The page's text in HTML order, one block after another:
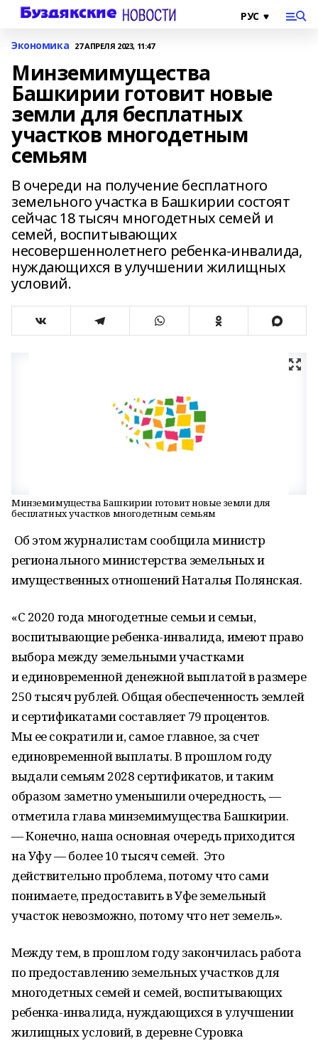
Экономика 27 АПРЕЛЯ 2023, 11:47
Минземимущества
Башкирии готовит новые
земли для бесплатных
участков многодетным
семьям
В очереди на получение бесплатного
земельного участка в Башкирии состоят
сейчас 18 тысяч многодетных семей и
семей, воспитывающих
несовершеннолетнего ребенка-инвалида,
нуждающихся в улучшении жилищных
условий.
Минземимущества Башкирии готовит новые земли для
бесплатных участков многодетным семьям
Об этом журналистам сообщила министр
регионального министерства земельных и
имущественных отношений Наталья Полянская.
«С 2020 года многодетные семьи и семьи,
воспитывающие ребенка-инвалида, имеют право
выбора между земельными участками
и единовременной денежной выплатой в размере
250 тысяч рублей. Общая обеспеченность землей
и сертификатами составляет 79 процентов.
Мы ее сократили и, самое главное, за счет
единовременной выплаты. В прошлом году
выдали семьям 2028 сертификатов, и таким
образом заметно уменьшили очередность, —
отметила глава минземимущества Башкирии.
— Конечно, наша основная очередь приходится
на Уфу — более 10 тысяч семей. Это
действительно проблема, потому что сами
понимаете, предоставить в Уфе земельный
участок невозможно, потому что нет земель».
Между тем, в прошлом году закончилась работа
по предоставлению земельных участков для
многодетных семей и семей, воспитывающих
ребенка-инвалида, нуждающихся в улучшении
жилищных условий, в деревне Суровка